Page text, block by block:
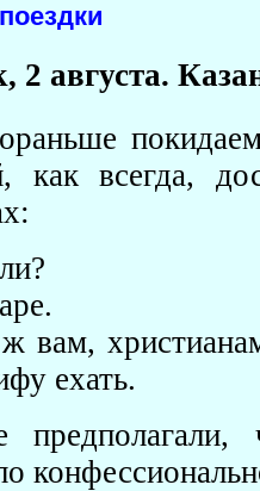
2 августа.
как всегда,
вам,
ехать.